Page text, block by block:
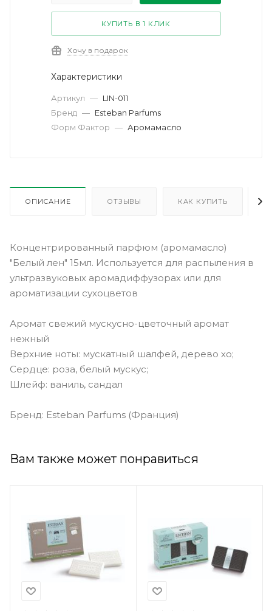
КУПИТЬ В 1 КЛИК
Хочу в подарок
Характеристики
Артикул — LIN-011
Бренд — Esteban Parfums
Форм Фактор — Аромамасло
ОПИСАНИЕ ОТЗЫВЫ КАК КУПИТЬ
Концентрированный парфюм (аромамасло)
"Белый лен" 15мл. Используется для распыления в
ультразвуковых аромадиффузорах или для
ароматизации сухоцветов
Аромат свежий мускусно-цветочный аромат
нежный
Верхние ноты: мускатный шалфей, дерево хо;
Сердце: роза, белый мускус;
Шлейф: ваниль, сандал
Бренд: Esteban Parfums (Франция)
Вам также может понравиться